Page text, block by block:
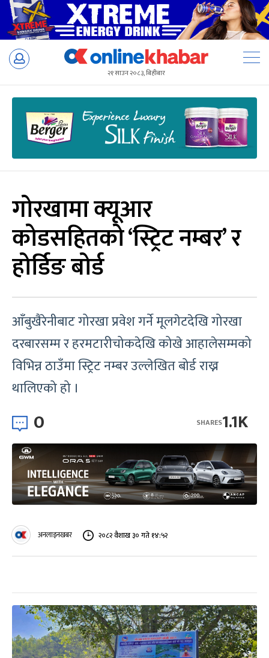
Skip
२१ साउन २०८३, बिहीबार
गोरखामा क्यूआर
कोडसहितको ‘स्ट्रिट नम्बर’ र
होर्डिङ बोर्ड
आँबुखैरेनीबाट गोरखा प्रवेश गर्ने मूलगेटदेखि गोरखा
दरबारसम्म र हरमटारीचोकदेखि कोखे आहालेसम्मको
विभिन्न ठाउँमा स्ट्रिट नम्बर उल्लेखित बोर्ड राख्न
थालिएको हो ।
0 1.1K
SHARES
अनलाइनखबर २०८२ वैशाख ३० गते १४:५२